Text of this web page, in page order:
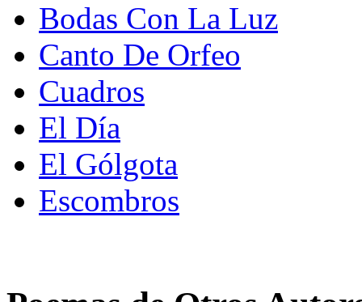
Bodas Con La Luz
Canto De Orfeo
Cuadros
El Día
El Gólgota
Escombros